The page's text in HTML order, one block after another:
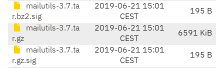
mailutils-3.7.ta
r.bz2.sig
2019-06-21 15:01
CEST
195 B
mailutils-3.7.ta
r.gz
2019-06-21 15:01
CEST
6591 KiB
mailutils-3.7.ta
r.gz.sig
2019-06-21 15:01
CEST
195 B